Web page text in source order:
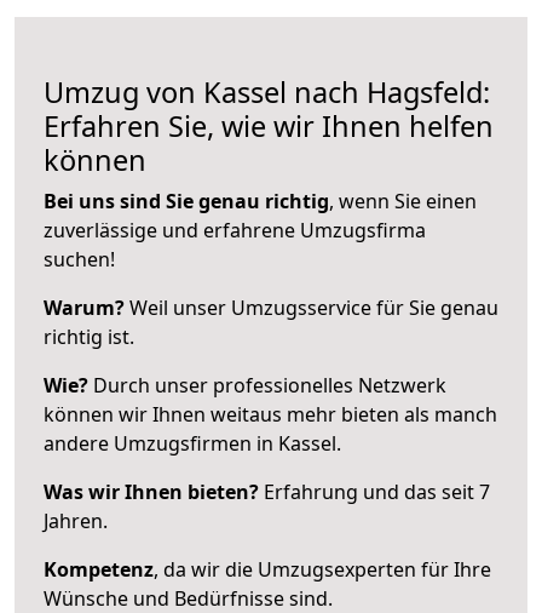
Umzug von Kassel nach Hagsfeld:
Erfahren Sie, wie wir Ihnen helfen
können
Bei uns sind Sie genau richtig, wenn Sie einen
zuverlässige und erfahrene Umzugsfirma
suchen!
Warum?Weil unser Umzugsservice für Sie genau
richtig ist.
Wie? Durch unser professionelles Netzwerk
können wir Ihnen weitaus mehr bieten als manch
andere Umzugsfirmen in Kassel.
Was wir Ihnen bieten? Erfahrung und das seit 7
Jahren.
Kompetenz, da wir die Umzugsexperten für Ihre
Wünsche und Bedürfnisse sind.